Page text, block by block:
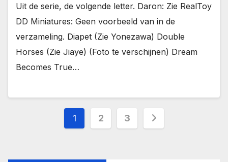
Uit de serie, de volgende letter. Daron: Zie RealToy
DD Miniatures: Geen voorbeeld van in de
verzameling. Diapet (Zie Yonezawa) Double
Horses (Zie Jiaye) (Foto te verschijnen) Dream
Becomes True…
Berichten
1 2 3